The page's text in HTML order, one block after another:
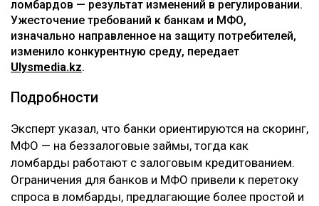
ломбардов — результат изменений в регулировании.
Ужесточение требований к банкам и МФО,
изначально направленное на защиту потребителей,
изменило конкурентную среду, передает
Ulysmedia.kz.
Подробности
Эксперт указал, что банки ориентируются на скоринг,
МФО — на беззалоговые займы, тогда как
ломбарды работают с залоговым кредитованием.
Ограничения для банков и МФО привели к перетоку
спроса в ломбарды, предлагающие более простой и